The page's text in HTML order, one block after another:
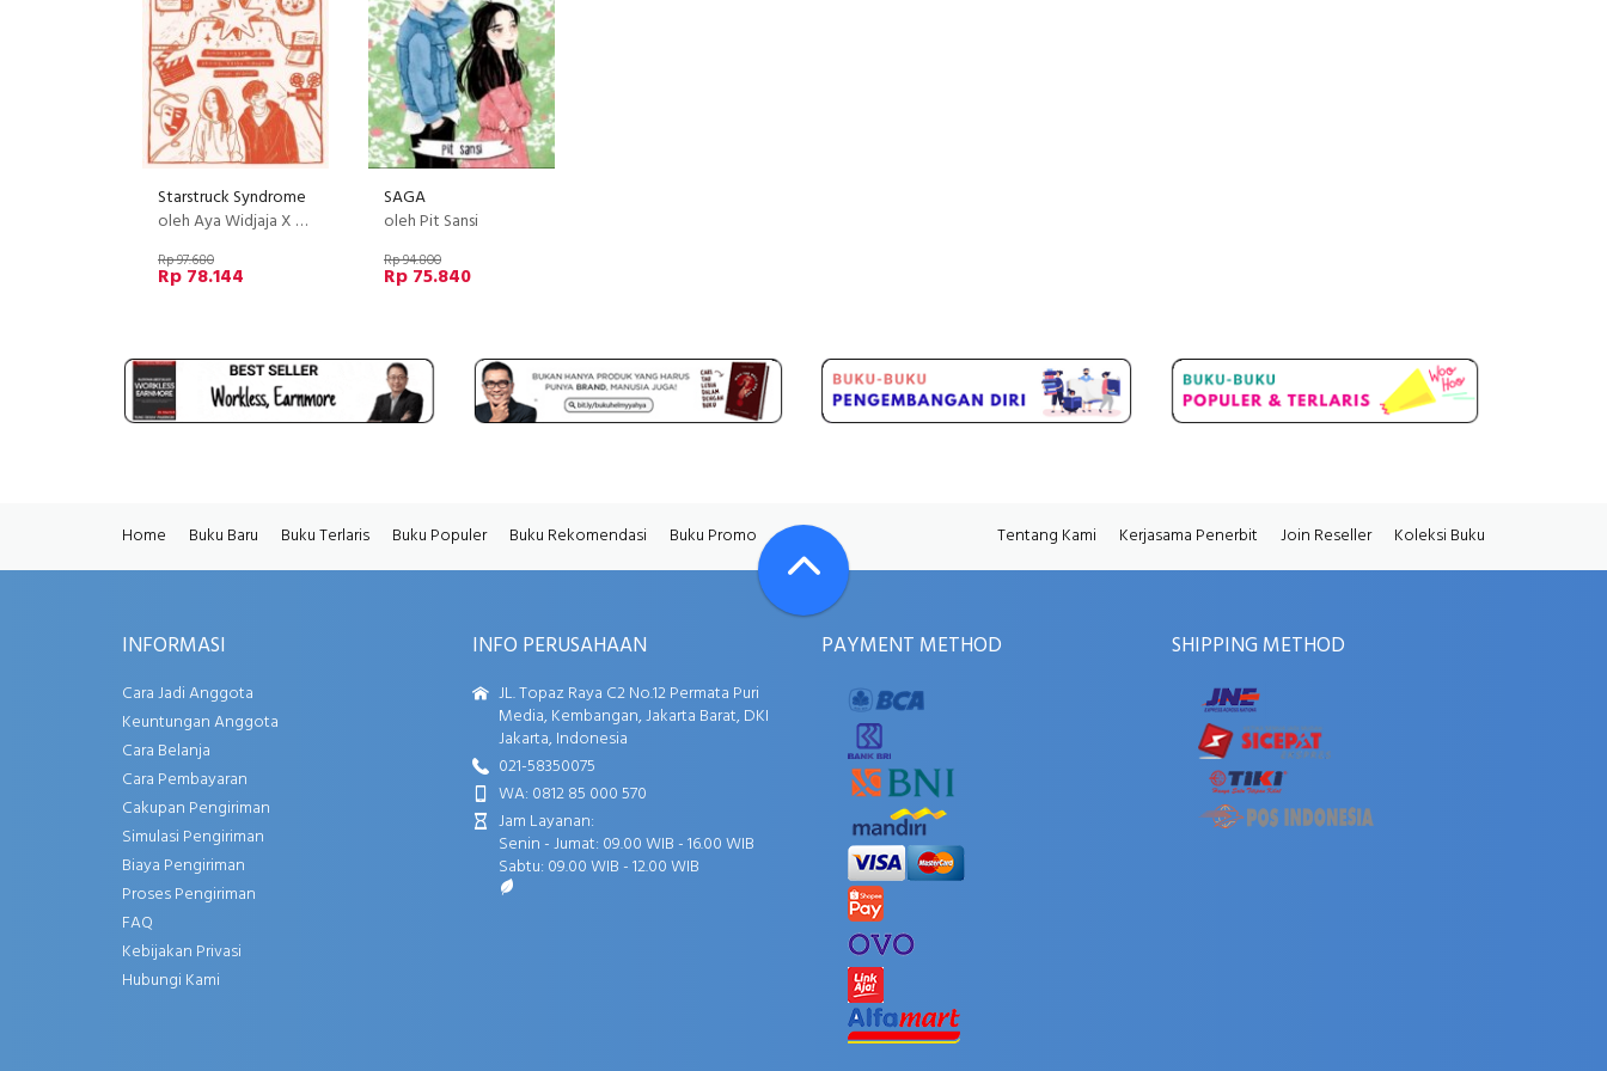
Starstruck Syndrome
oleh Aya Widjaja X Arumi E
Rp 97.680
Rp 78.144
SAGA
oleh Pit Sansi
Rp 94.800
Rp 75.840
Home Buku Baru Buku Terlaris Buku Populer Buku Rekomendasi Buku Promo Tentang Kami Kerjasama Penerbit Join Reseller Koleksi Buku
INFORMASI
Cara Jadi Anggota
Keuntungan Anggota
Cara Belanja
Cara Pembayaran
Cakupan Pengiriman
Simulasi Pengiriman
Biaya Pengiriman
Proses Pengiriman
FAQ
Kebijakan Privasi
Hubungi Kami
INFO PERUSAHAAN
JL. Topaz Raya C2 No.12 Permata Puri
Media, Kembangan, Jakarta Barat, DKI
Jakarta, Indonesia
021-58350075
WA: 0812 85 000 570
Jam Layanan:
Senin - Jumat: 09.00 WIB - 16.00 WIB
Sabtu: 09.00 WIB - 12.00 WIB
PAYMENT METHOD SHIPPING METHOD